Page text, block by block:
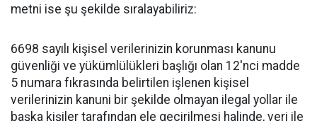
metni ise şu şekilde sıralayabiliriz:
6698 sayılı kişisel verilerinizin korunması kanunu
güvenliği ve yükümlülükleri başlığı olan 12'nci madde
5 numara fıkrasında belirtilen işlenen kişisel
verilerinizin kanuni bir şekilde olmayan ilegal yollar ile
başka kişiler tarafından ele geçirilmesi halinde, veri ile